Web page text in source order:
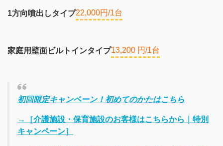
1方向噴出しタイプ22,000円/1台
家庭用壁面ビルトインタイプ13,200 円/1台
初回限定キャンペーン！初めてのかたはこちら
→［介護施設・保育施設のお客様はこちらから｜特別
キャンペーン］